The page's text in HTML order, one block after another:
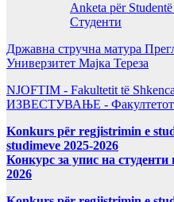
Anketa për
Студенти
Државна стручна матура
Универзитет Мајка Тереза
NJOFTIM - Fakultetit të
ИЗВЕСТУВАЊЕ - Факултетот
Konkurs për regjistrimin e
studimeve 2025-2026
Конкурс за упис на
2026